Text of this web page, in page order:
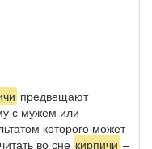
предвещают
с мужем или
которого может
во сне кирпичи –